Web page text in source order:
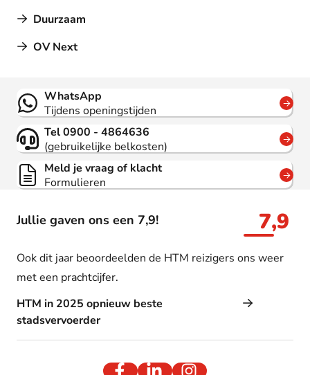
Duurzaam
OV Next
Jullie gaven ons een 7,9! 7,9
Ook dit jaar beoordeelden de HTM reizigers ons weer
met een prachtcijfer.
HTM in 2025 opnieuw beste
stadsvervoerder
Contact
WhatsApp
Tijdens openingstijden
Tel 0900 - 4864636
(gebruikelijke belkosten)
Meld je vraag of klacht
Formulieren